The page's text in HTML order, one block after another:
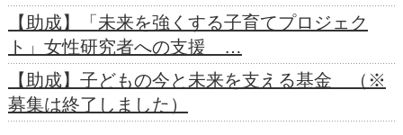
【助成】「未来を強くする子育てプロジェク
ト」女性研究者への支援 …
【助成】子どもの今と未来を支える基金 （※
募集は終了しました）